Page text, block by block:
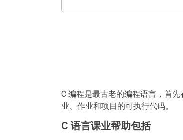
C 编程是最古老的编程语言，首
业、作业和项目的可执行代码。
C 语言课业帮助包括